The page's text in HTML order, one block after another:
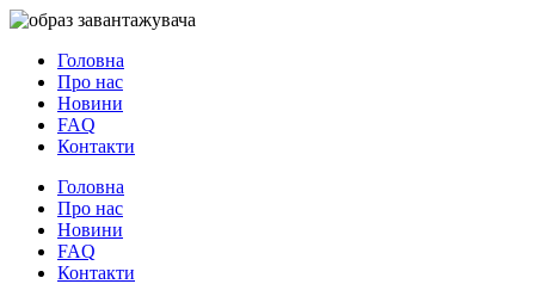
вмісту
Головна
Про нас
Новини
FAQ
Контакти
Головна
Про нас
Новини
FAQ
Контакти